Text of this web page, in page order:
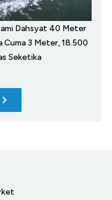
Dahsyat 40 Meter
Cuma 3 Meter, 18.500
Seketika